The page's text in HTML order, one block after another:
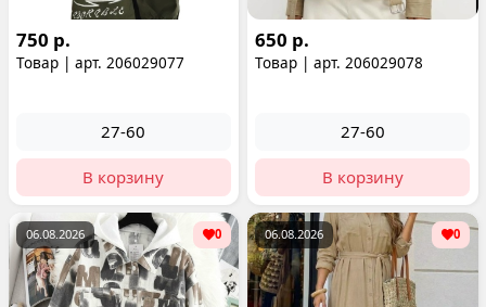
750 р.
Товар | арт. 206029077
27-60
В корзину
650 р.
Товар | арт. 206029078
27-60
В корзину
06.08.2026 0 06.08.2026 0